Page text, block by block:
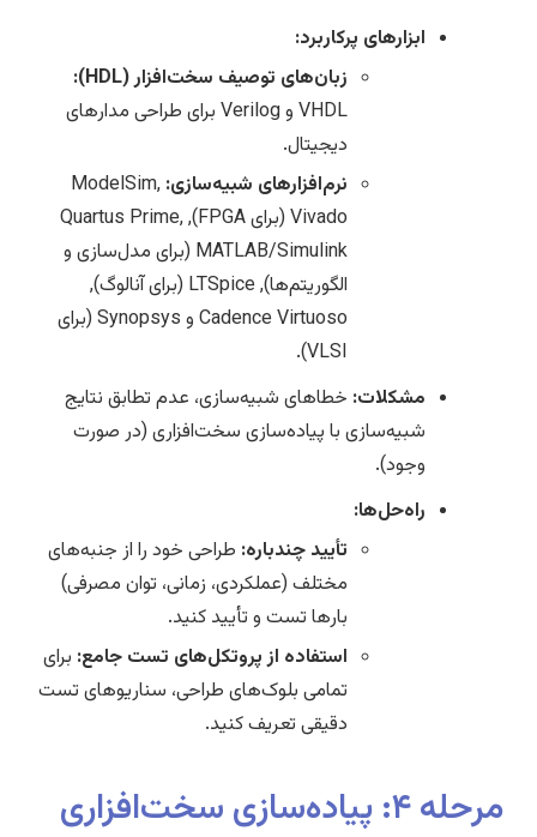
ابزارهای پرکاربرد:
زبان‌های توصیف سخت‌افزار (HDL):
VHDL و Verilog برای طراحی مدارهای
دیجیتال.
نرم‌افزارهای شبیه‌سازی: ModelSim,
Vivado (برای FPGA), Quartus Prime,
MATLAB/Simulink (برای مدل‌سازی و
الگوریتم‌ها), LTSpice (برای آنالوگ),
Cadence Virtuoso و Synopsys (برای
VLSI).
مشکلات: خطاهای شبیه‌سازی، عدم تطابق نتایج
شبیه‌سازی با پیاده‌سازی سخت‌افزاری (در صورت
وجود).
راه‌حل‌ها:
تأیید چندباره: طراحی خود را از جنبه‌های
مختلف (عملکردی، زمانی، توان مصرفی)
بارها تست و تأیید کنید.
استفاده از پروتکل‌های تست جامع: برای
تمامی بلوک‌های طراحی، سناریوهای تست
دقیقی تعریف کنید.
مرحله ۴: پیاده‌سازی سخت‌افزاری